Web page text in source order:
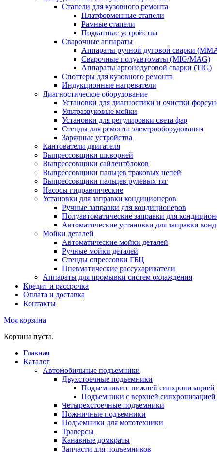
Стапели для кузовного ремонта
Платформенные стапели
Рамные стапели
Подкатные устройства
Сварочные аппараты
Аппараты ручной дуговой сварки
Сварочные полуавтоматы (MIG/MAG)
Аппараты аргонодуговой сварки (TIG)
Споттеры для кузовного ремонта
Индукционные нагреватели
Диагностическое оборудование
Установки для диагностики и очистки
Ультразвуковые мойки
Установки для регулировки света фар
Стенды для ремонта электрооборудования
Зарядные устройства
Кантователи двигателя
Выпрессовщики шкворней
Выпрессовщики сайлентблоков
Выпрессовщики пальцев траковых цепей
Выпрессовщики пальцев рулевых тяг
Насосы гидравлические
Установки для заправки кондиционеров
Ручные заправки для кондиционеров
Полуавтоматические заправки для
Автоматические установки для заправки
Мойки деталей
Автоматические мойки деталей
Ручные мойки деталей
Стенды опрессовки ГБЦ
Пневматические рассухариватели
Аппараты для промывки систем охлаждения
Кредит и рассрочка
Оплата и доставка
Контакты
Моя корзина
Корзина пуста.
Главная
Каталог
Автомобильные подъемники
Двухстоечные подъемники
Подъемники с нижней синхронизацией
Подъемники с верхней синхронизацией
Четырехстоечные подъемники
Ножничные подъемники
Подъемники для мототехники
Траверсы
Канавные домкраты
Запчасти для подъемников